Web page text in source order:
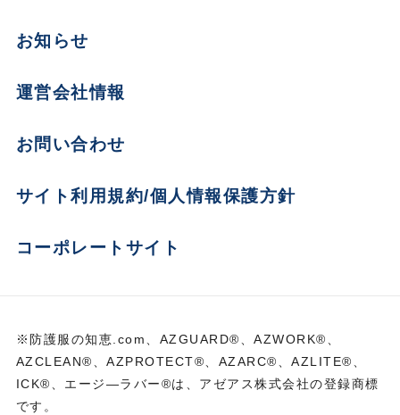
お知らせ
運営会社情報
お問い合わせ
サイト利用規約/個人情報保護方針
コーポレートサイト
※防護服の知恵.com、AZGUARD®、AZWORK®、
AZCLEAN®、AZPROTECT®、AZARC®、AZLITE®、
ICK®、エージ―ラバー®は、アゼアス株式会社の登録商標
です。